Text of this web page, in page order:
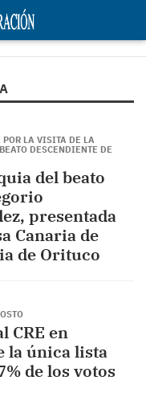
LA VISITA DE LA
DESCENDIENTE DE
del beato
presentada
Canaria de
de Orituco
CRE en
la única lista
de los votos